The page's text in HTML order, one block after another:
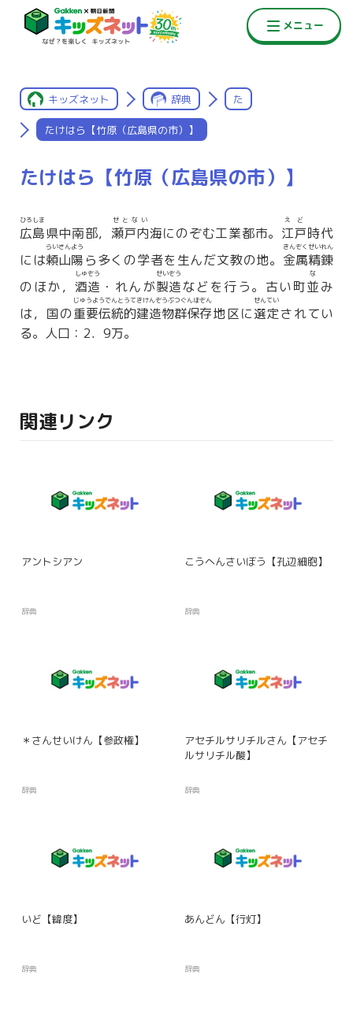
キッズネット 辞典 た
たけはら【竹原（広島県の市）】
たけはら【竹原（広島県の市）】
広島
ひろしま
県中南部， 瀬戸内
せとない
海にのぞむ工業都市。 江戸
えど
時代
には頼山陽
らいさんよう
ら多くの学者を生んだ文教の地。 金属精錬
きんぞくせいれん
のほか， 酒造
しゅぞう
・れんが製造
せいぞう
などを行う。古い町並
な
み
は，国の重要伝統的建造物群保存
じゅうようでんとうてきけんぞうぶつぐんほぞん
地区に選定
せんてい
されてい
る。人口：2．9万。
関連リンク
アントシアン
辞典
こうへんさいぼう【孔辺細胞】
辞典
＊さんせいけん【参政権】
辞典
アセチルサリチルさん【アセチ
ルサリチル酸】
辞典
いど【緯度】
辞典
あんどん【行灯】
辞典